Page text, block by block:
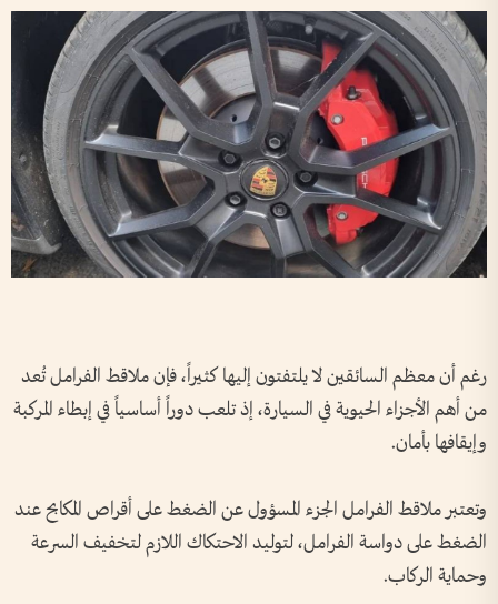
رغم أن معظم السائقين لا يلتفتون إليها كثيراً، فإن ملاقط الفرامل تُعد
من أهم الأجزاء الحيوية في السيارة، إذ تلعب دوراً أساسياً في إبطاء المركبة
وإيقافها بأمان.
وتعتبر ملاقط الفرامل الجزء المسؤول عن الضغط على أقراص المكابح عند
الضغط على دواسة الفرامل، لتوليد الاحتكاك اللازم لتخفيف السرعة
وحماية الركاب.